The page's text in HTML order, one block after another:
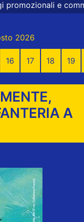
2026
16 17 18 19
A